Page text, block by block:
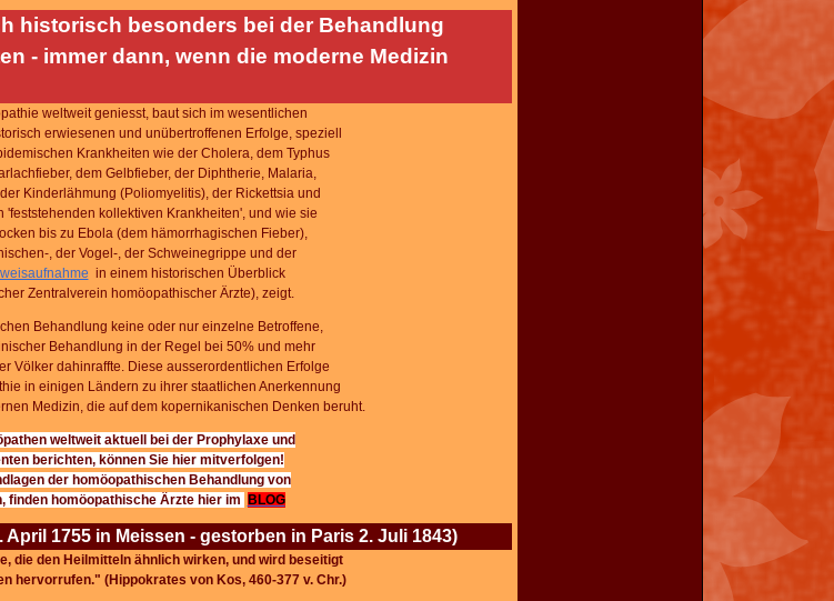
historisch besonders bei der Behandlung
- immer dann, wenn die moderne Medizin
weltweit geniesst, baut sich im wesentlichen
erwiesenen und unübertroffenen Erfolge, speziell
Krankheiten wie der Cholera, dem Typhus
dem Gelbfieber, der Diphtherie, Malaria,
Kinderlähmung (Poliomyelitis), der Rickettsia und
kollektiven Krankheiten', und wie sie
bis zu Ebola (dem hämorrhagischen Fieber),
, der Vogel-, der Schweinegrippe und der
in einem historischen Überblick
Zentralverein homöopathischer Ärzte), zeigt.
Behandlung keine oder nur einzelne Betroffene,
Behandlung in der Regel bei 50% und mehr
Völker dahinraffte. Diese ausserordentlichen Erfolge
in einigen Ländern zu ihrer staatlichen Anerkennung
Medizin, die auf dem kopernikanischen Denken beruht.
weltweit aktuell bei der Prophylaxe und
berichten, können Sie hier mitverfolgen!
der homöopathischen Behandlung von
finden homöopathische Ärzte hier im BLOG
1755 in Meissen - gestorben in Paris 2. Juli 1843)
die den Heilmitteln ähnlich wirken, und wird beseitigt
hervorrufen." (Hippokrates von Kos, 460-377 v. Chr.)